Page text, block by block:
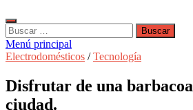
Buscar:
Menú principal
Electrodomésticos /Tecnología
Disfrutar de una
ciudad.